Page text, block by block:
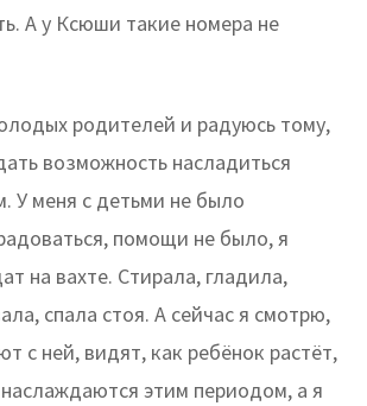
А у Ксюши такие номера не
родителей и радуюсь тому,
возможность насладиться
У меня с детьми не было
помощи не было, я
на вахте. Стирала, гладила,
спала стоя. А сейчас я смотрю,
с ней, видят, как ребёнок растёт,
этим периодом, а я